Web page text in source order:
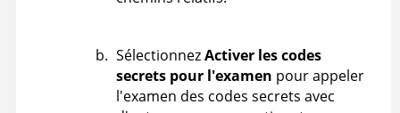
SélectionnezActiver les codes
secrets pour l'examen pour appeler
l'examen des codes secrets avec